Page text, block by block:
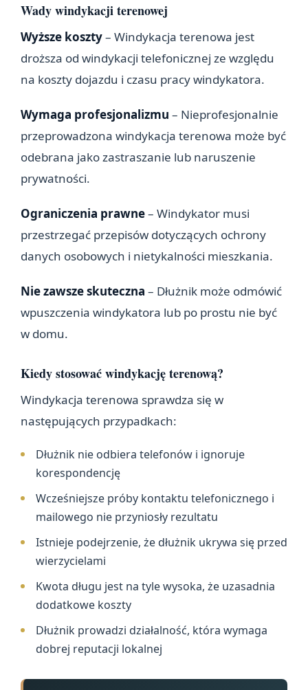
Wady windykacji terenowej
Wyższe koszty– Windykacja terenowa jest
droższa od windykacji telefonicznej ze względu
na koszty dojazdu i czasu pracy windykatora.
Wymaga profesjonalizmu – Nieprofesjonalnie
przeprowadzona windykacja terenowa może być
odebrana jako zastraszanie lub naruszenie
prywatności.
Ograniczenia prawne– Windykator musi
przestrzegać przepisów dotyczących ochrony
danych osobowych i nietykalności mieszkania.
Nie zawsze skuteczna – Dłużnik może odmówić
wpuszczenia windykatora lub po prostu nie być
w domu.
Kiedy stosować windykację terenową?
Windykacja terenowa sprawdza się w
następujących przypadkach:
Dłużnik nie odbiera telefonów i ignoruje
korespondencję
Wcześniejsze próby kontaktu telefonicznego i
mailowego nie przyniosły rezultatu
Istnieje podejrzenie, że dłużnik ukrywa się przed
wierzycielami
Kwota długu jest na tyle wysoka, że uzasadnia
dodatkowe koszty
Dłużnik prowadzi działalność, która wymaga
dobrej reputacji lokalnej